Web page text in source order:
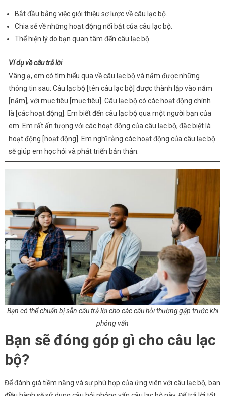
Bắt đầu bằng việc giới thiệu sơ lược về câu lạc bộ.
Chia sẻ về những hoạt động nổi bật của câu lạc bộ.
Thể hiện lý do bạn quan tâm đến câu lạc bộ.
Ví dụ về câu trả lời
Vâng ạ, em có tìm hiểu qua về câu lạc bộ và năm được những
thông tin sau: Câu lạc bộ [tên câu lạc bộ] được thành lập vào năm
[năm], với mục tiêu [mục tiêu]. Câu lạc bộ có các hoạt động chính
là [các hoạt động]. Em biết đến câu lạc bộ qua một người bạn của
em. Em rất ấn tượng với các hoạt động của câu lạc bộ, đặc biệt là
hoạt động [hoạt động]. Em nghĩ rằng các hoạt động của câu lạc bộ
sẽ giúp em học hỏi và phát triển bản thân.
Bạn có thể chuẩn bị sẵn câu trả lời cho các câu hỏi thường gặp trước khi
phỏng vấn
Bạn sẽ đóng góp gì cho câu lạc
bộ?
Để đánh giá tiềm năng và sự phù hợp của ứng viên với câu lạc bộ, ban